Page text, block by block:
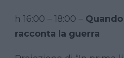
h 16:00 – 18:00 –
racconta la guerra